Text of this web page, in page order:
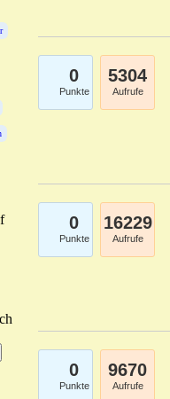
0
Punkte
5304
Aufrufe
0
Punkte
16229
Aufrufe
0
Punkte
9670
Aufrufe